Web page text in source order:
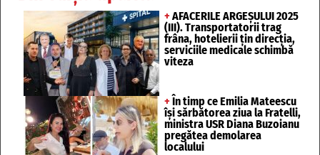
+ AFACERILE ARGEȘULUI 2025
(III). Transportatorii trag
frâna, hotelierii țin direcția,
serviciile medicale schimbă
viteza
+ În timp ce Emilia Mateescu
își sărbătorea ziua la Fratelli,
ministra USR Diana Buzoianu
pregătea demolarea
localului